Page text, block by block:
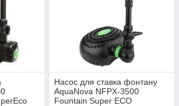
Насос для ставка фонтану
AquaNova NFPX-3500
Fountain Super ECO